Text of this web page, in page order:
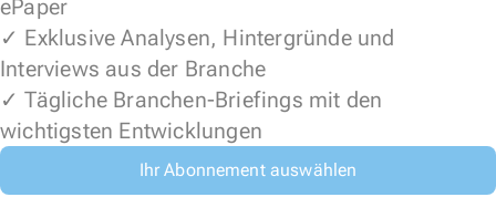
ePaper
✓ Exklusive Analysen, Hintergründe und
Interviews aus der Branche
✓ Tägliche Branchen-Briefings mit den
wichtigsten Entwicklungen
Ihr Abonnement auswählen